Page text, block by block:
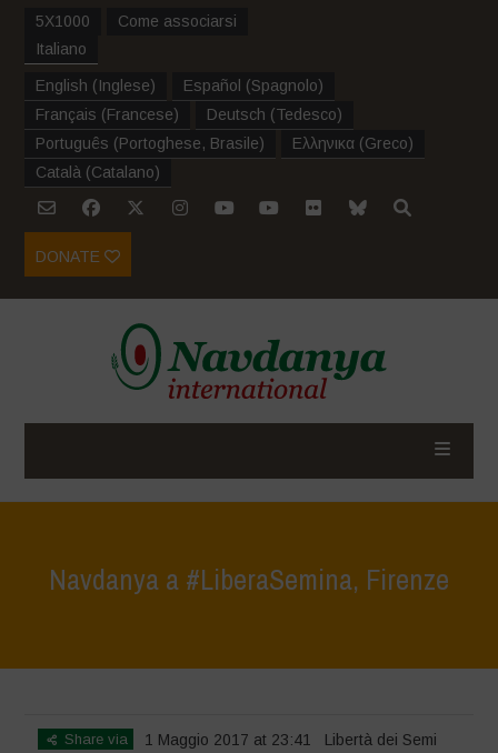
5X1000
Come associarsi
Italiano
English (Inglese) Español (Spagnolo)
Français (Francese) Deutsch (Tedesco)
Português (Portoghese, Brasile) Ελληνικα (Greco)
Català (Catalano)
DONATE
Navdanya a #LiberaSemina, Firenze
Share via 1 Maggio 2017 at 23:41
Libertà dei Semi